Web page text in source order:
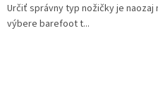
Určiť správny typ nožičky je
výbere barefoot t...